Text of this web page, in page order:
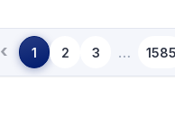
‹Înapoi
1 2 3 … 1585